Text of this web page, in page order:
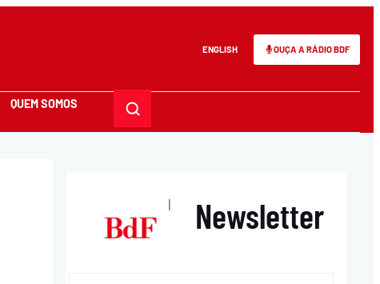
ENGLISH OUÇA A RÁDIO BDF
QUEM SOMOS
| Newsletter